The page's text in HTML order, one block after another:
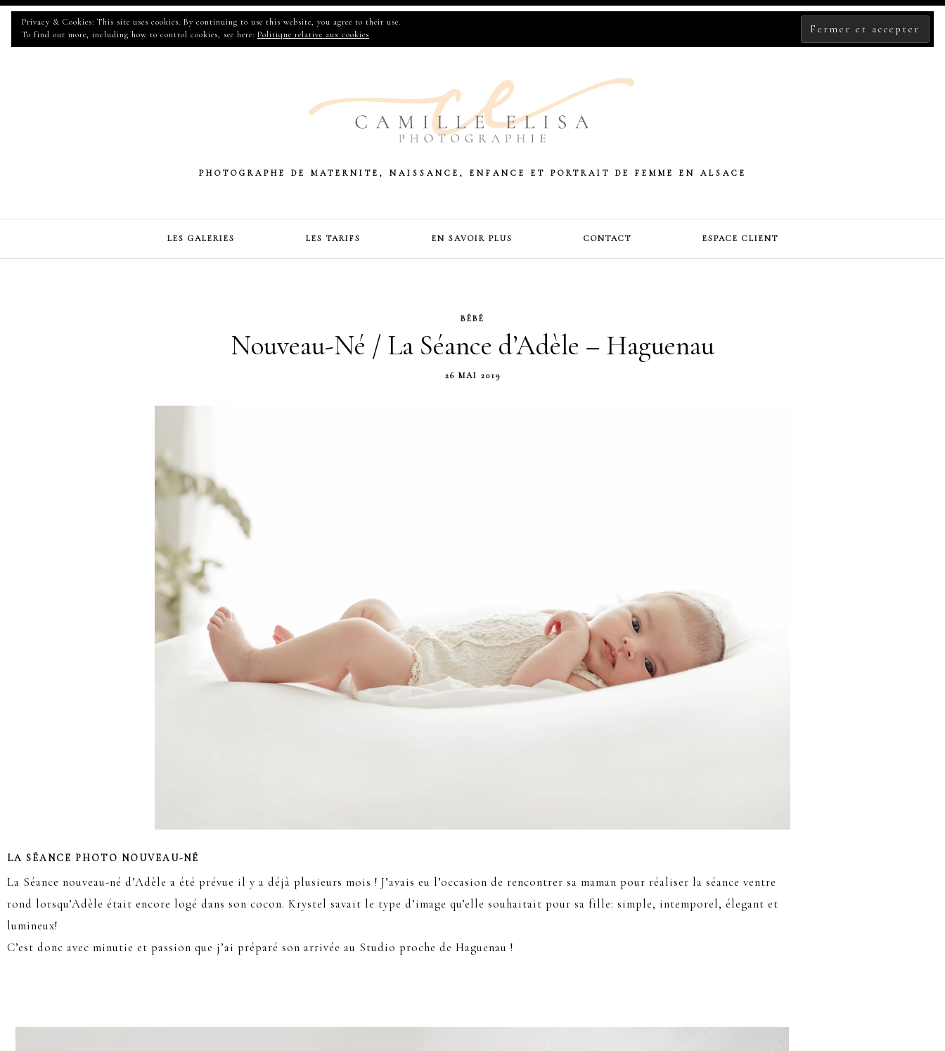
PHOTOGRAPHE DE MATERNITE, NAISSANCE, ENFANCE ET PORTRAIT DE FEMME EN ALSACE
LES GALERIES LES TARIFS EN SAVOIR PLUS CONTACT ESPACE CLIENT
BÉBÉ
Nouveau-Né / La Séance d’Adèle – Haguenau
26 MAI 2019
LA SÉANCE PHOTO NOUVEAU-NÉ
La Séance nouveau-né d’Adèle a été prévue il y a déjà plusieurs mois ! J’avais eu l’occasion de rencontrer sa maman pour réaliser la séance ventre
rond lorsqu’Adèle était encore logé dans son cocon. Krystel savait le type d’image qu’elle souhaitait pour sa fille: simple, intemporel, élegant et
lumineux!
C’est donc avec minutie et passion que j’ai préparé son arrivée au Studio proche de Haguenau !
Privacy & Cookies: This site uses cookies. By continuing to use this website, you agree to their use.
To find out more, including how to control cookies, see here: Politique relative aux cookies